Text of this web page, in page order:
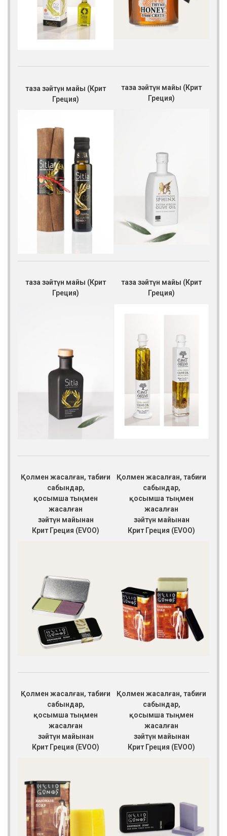
таза зәйтүн майы (Крит
Греция)
таза зәйтүн майы (Крит
Греция)
таза зәйтүн майы (Крит
Греция)
таза зәйтүн майы (Крит
Греция)
Қолмен жасалған, табиғи
сабындар,
қосымша тыңмен
жасалған
зәйтүн майынан
Крит Греция (EVOO)
Қолмен жасалған, табиғи
сабындар,
қосымша тыңмен
жасалған
зәйтүн майынан
Крит Греция (EVOO)
Қолмен жасалған, табиғи
сабындар,
қосымша тыңмен
жасалған
зәйтүн майынан
Крит Греция (EVOO)
Қолмен жасалған, табиғи
сабындар,
қосымша тыңмен
жасалған
зәйтүн майынан
Крит Греция (EVOO)